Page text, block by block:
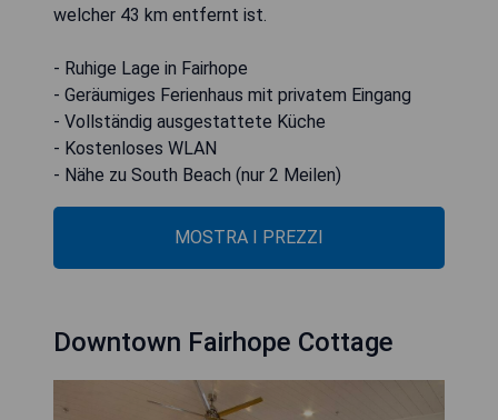
welcher 43 km entfernt ist.
- Ruhige Lage in Fairhope
- Geräumiges Ferienhaus mit privatem Eingang
- Vollständig ausgestattete Küche
- Kostenloses WLAN
- Nähe zu South Beach (nur 2 Meilen)
MOSTRA I PREZZI
Downtown Fairhope Cottage